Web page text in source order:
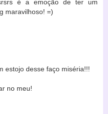
é a emoção de ter um
maravilhoso! =)
estojo desse faço miséria!!!
no meu!